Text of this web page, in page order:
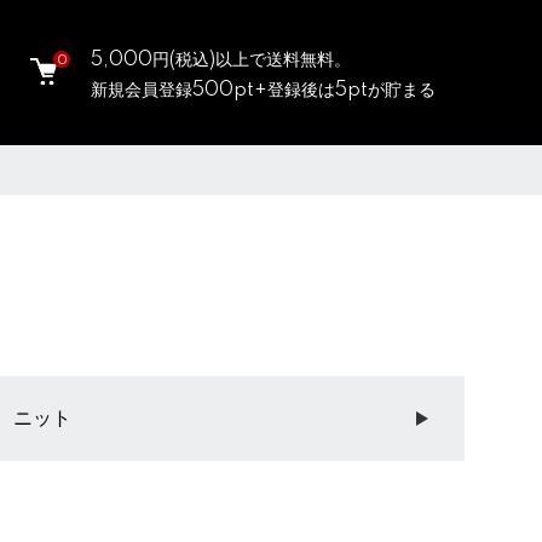
0
5,000円(税込)以上で送料無料。
新規会員登録500pt+登録後は5ptが貯まる
ニット